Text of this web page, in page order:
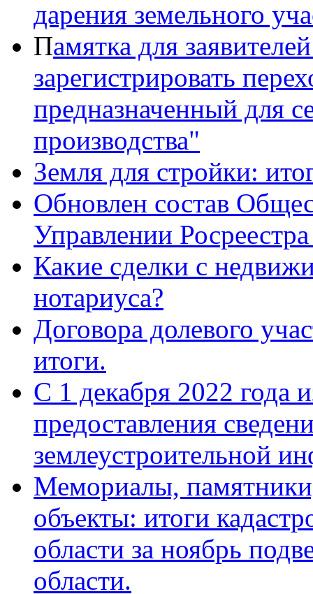
дарения земельного
Памятка для
зарегистрировать
предназначенный для
производства"
Земля для стройки:
Обновлен состав
Управлении
Какие сделки с
нотариуса?
Договора долевого
итоги.
С 1 декабря 2022 года
предоставления
землеустроительной
Мемориалы,
объекты: итоги
области за ноябрь
области.